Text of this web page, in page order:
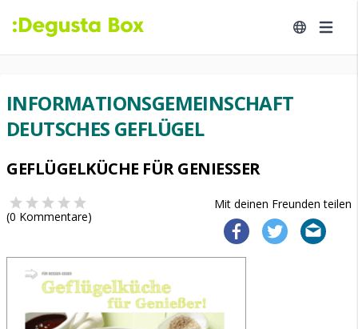
INFORMATIONSGEMEINSCHAFT
DEUTSCHES GEFLÜGEL
GEFLÜGELKÜCHE FÜR GENIESSER
Mit deinen Freunden teilen
(0 Kommentare)